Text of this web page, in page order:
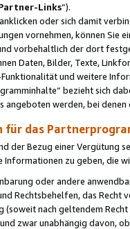
Links“).
oder sich damit
vornehmen, können Sie
vorbehaltlich der dort
Daten, Bilder, Texte,
und weitere
bezieht sich
werden, bei
für das
der Bezug einer Vergütung
zu geben, die
oder andere
Rechtsbehelfen, das
(soweit nach geltendem
zwar unabhängig davon,